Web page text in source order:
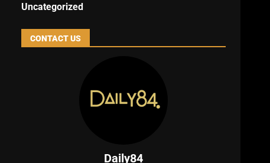
Uncategorized
CONTACT US
Daily84